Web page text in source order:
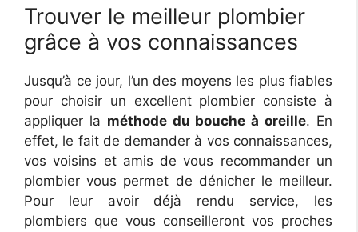
Trouver le meilleur plombier
grâce à vos connaissances
Jusqu’à ce jour, l’un des moyens les plus fiables
pour choisir un excellent plombier consiste à
appliquer la méthode du bouche à oreille. En
effet, le fait de demander à vos connaissances,
vos voisins et amis de vous recommander un
plombier vous permet de dénicher le meilleur.
Pour leur avoir déjà rendu service, les
plombiers que vous conseilleront vos proches